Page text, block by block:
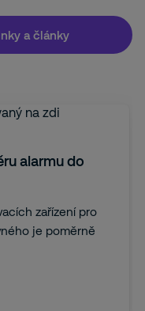
a články
alarmu do
zařízení pro
je poměrně